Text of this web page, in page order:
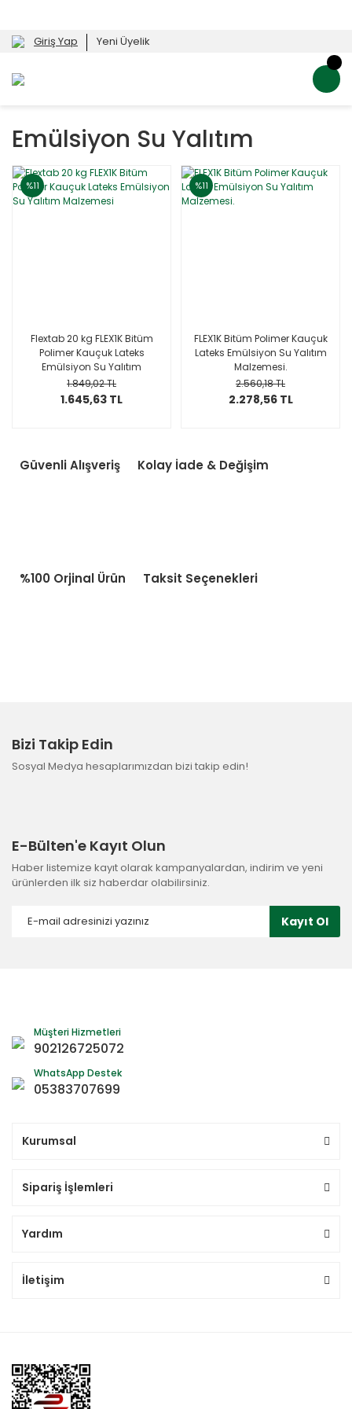
Giriş Yap Yeni Üyelik
Emülsiyon Su Yalıtım
%11
Flextab 20 kg FLEX1K Bitüm
Polimer Kauçuk Lateks
Emülsiyon Su Yalıtım
Malzemesi
1.849,02 TL
1.645,63 TL
%11
FLEX1K Bitüm Polimer Kauçuk
Lateks Emülsiyon Su Yalıtım
Malzemesi.
2.560,18 TL
2.278,56 TL
Güvenli Alışveriş Kolay İade & Değişim
%100 Orjinal Ürün Taksit Seçenekleri
Bizi Takip Edin
Sosyal Medya hesaplarımızdan bizi takip edin!
E-Bülten'e Kayıt Olun
Haber listemize kayıt olarak kampanyalardan, indirim ve yeni
ürünlerden ilk siz haberdar olabilirsiniz.
Kayıt Ol
Müşteri Hizmetleri
902126725072
WhatsApp Destek
05383707699
Kurumsal
Sipariş İşlemleri
Yardım
İletişim